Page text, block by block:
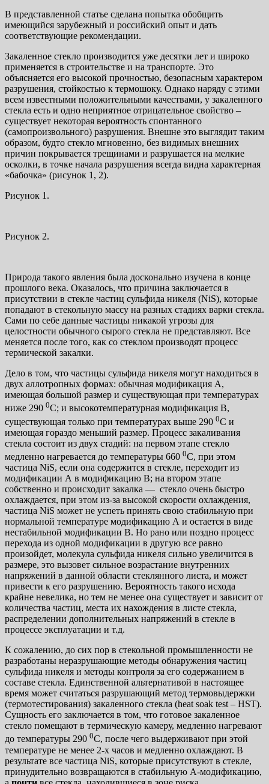
В представленной статье сделана попытка обобщить
имеющийся зарубежный и российский опыт и дать
соответствующие рекомендации.
Закаленное стекло производится уже десятки лет и широко
применяется в строительстве и на транспорте. Это
объясняется его высокой прочностью, безопасным характером
разрушения, стойкостью к термошоку. Однако наряду с этими
всем известными положительными качествами, у закаленного
стекла есть и одно неприятное отрицательное свойство –
существует некоторая вероятность спонтанного
(самопроизвольного) разрушения. Внешне это выглядит таким
образом, будто стекло мгновенно, без видимых внешних
причин покрывается трещинами и разрушается на мелкие
осколки, в точке начала разрушения всегда видна характерная
«бабочка» (рисунок 1, 2).
Рисунок 1.
Рисунок 2.
Природа такого явления была досконально изучена в конце
прошлого века. Оказалось, что причина заключается в
присутствии в стекле частиц сульфида никеля (NiS), которые
попадают в стекольную массу на разных стадиях варки стекла.
Сами по себе данные частицы никакой угрозы для
целостности обычного сырого стекла не представляют. Все
меняется после того, как со стеклом производят процесс
термической закалки.
Дело в том, что частицы сульфида никеля могут находиться в
двух аллотропных формах: обычная модификация А,
имеющая большой размер и существующая при температурах
ниже 290 0С; и высокотемпературная модификация В,
существующая только при температурах выше 290 0С и
имеющая гораздо меньший размер. Процесс закаливания
стекла состоит из двух стадий: на первом этапе стекло
медленно нагревается до температуры 660 0С, при этом
частица NiS, если она содержится в стекле, переходит из
модификации А в модификацию В; на втором этапе
собственно и происходит закалка — стекло очень быстро
охлаждается, при этом из-за высокой скорости охлаждения,
частица NiS может не успеть принять свою стабильную при
нормальной температуре модификацию А и остается в виде
нестабильной модификации В. Но рано или поздно процесс
перехода из одной модификации в другую все равно
произойдет, молекула сульфида никеля сильно увеличится в
размере, это вызовет сильное возрастание внутренних
напряжений в данной области стеклянного листа, и может
привести к его разрушению. Вероятность такого исхода
крайне невелика, но тем не менее она существует и зависит от
количества частиц, места их нахождения в листе стекла,
распределении дополнительных напряжений в стекле в
процессе эксплуатации и т.д.
К сожалению, до сих пор в стекольной промышленности не
разработаны неразрушающие методы обнаружения частиц
сульфида никеля и методы контроля за его содержанием в
составе стекла. Единственной альтернативой в настоящее
время может считаться разрушающий метод термовыдержки
(термотестирования) закаленного стекла (heat soak test – HST).
Сущность его заключается в том, что готовое закаленное
стекло помещают в термическую камеру, медленно нагревают
до температуры 290 0С, после чего выдерживают при этой
температуре не менее 2-х часов и медленно охлаждают. В
результате все частица NiS, которые присутствуют в стекле,
принудительно возвращаются в стабильную А-модификацию,